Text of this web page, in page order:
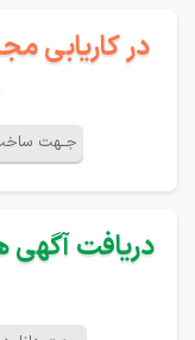
در کاریابی
جـهت ساخت
دریافت آگهی